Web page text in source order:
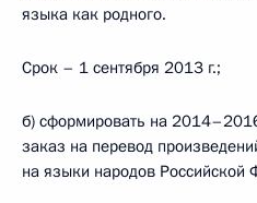
языка как родного.
Срок – 1 сентября 2013 г.;
б) сформировать на
заказ на перевод
на языки народов Российской